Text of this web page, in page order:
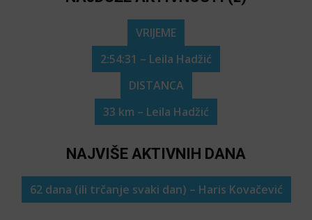
VRIJEME
2:54:31 – Leila Hadžić
DISTANCA
33 km – Leila Hadžić
NAJVIŠE AKTIVNIH DANA
62 dana (ili trčanje svaki dan) – Haris Kovačević